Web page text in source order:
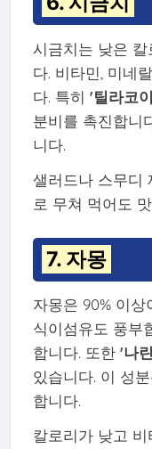
시금치는 낮은
다. 비타민, 미네
다. 특히 '틸라코
분비를 촉진합니
니다.
샐러드나 스무디
로 무쳐 먹어도
7. 자몽
자몽은 90% 이
식이섬유도 풍부
합니다. 또한 '나
있습니다. 이 성
합니다.
칼로리가 낮고